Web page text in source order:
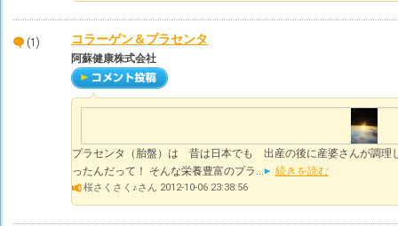
(1) コラーゲン＆プラセンタ
阿蘇健康株式会社
プラセンタ（胎盤）は 昔は日本でも 出産の後に産婆さんが調理
ったんだって！ そんな栄養豊富のプラ...
続きを読む
桜さくさく♪さん 2012-10-06 23:38:56